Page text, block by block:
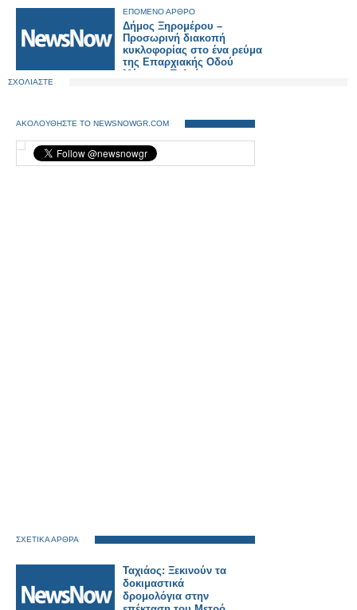
ΕΠΟΜΕΝΟ ΑΡΘΡΟ
Δήμος Ξηρομέρου –
Προσωρινή διακοπή
κυκλοφορίας στο ένα ρεύμα
της Επαρχιακής Οδού
Μύτικα – Παλαίρου.
ΣΧΟΛΙΑΣΤΕ
ΑΚΟΛΟΥΘΗΣΤΕ ΤΟ NEWSNOWGR.COM
ΣΧΕΤΙΚΑ ΑΡΘΡΑ
Ταχιάος: Ξεκινούν τα
δοκιμαστικά
δρομολόγια στην